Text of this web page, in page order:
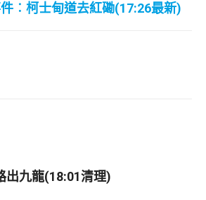
︰柯士甸道去紅磡(17:26最新)
出九龍(18:01清理)